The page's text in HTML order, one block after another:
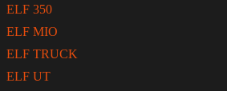
ELF 350
ELF MIO
ELF TRUCK
ELF UT